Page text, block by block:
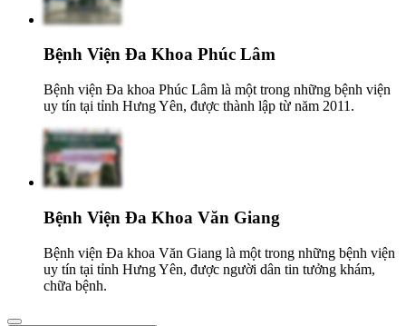
Bệnh Viện Đa Khoa Phúc Lâm
Bệnh viện Đa khoa Phúc Lâm là một trong những bệnh viện
uy tín tại tỉnh Hưng Yên, được thành lập từ năm 2011.
Bệnh Viện Đa Khoa Văn Giang
Bệnh viện Đa khoa Văn Giang là một trong những bệnh viện
uy tín tại tỉnh Hưng Yên, được người dân tin tưởng khám,
chữa bệnh.